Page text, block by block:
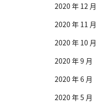
2020 年 12 月
2020 年 11 月
2020 年 10 月
2020 年 9 月
2020 年 6 月
2020 年 5 月